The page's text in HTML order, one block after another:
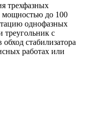
трехфазных
мощностью до 100
однофазных
треугольник с
стабилизатора
работах или